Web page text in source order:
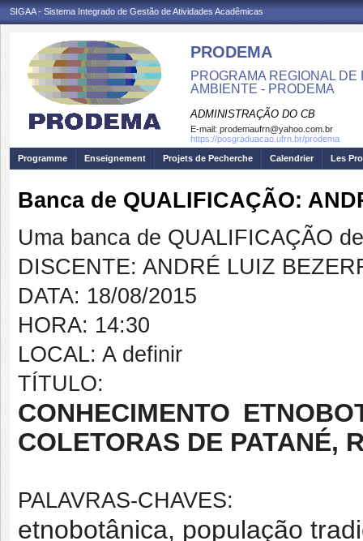
SIGAA - Sistema Integrado de Gestão de Atividades Acadêmicas
PRODEMA
PROGRAMA REGIONAL
AMBIENTE - PRODEMA
ADMINISTRAÇÃO DO CB
E-mail: prodemaufrn@yahoo.com.br
https://posgraduacao.ufrn.br/prodema
Programme
Enseignement Projets de Pecherche Calendrier Les
Banca de QUALIFICAÇÃO:
Uma banca de QUALIFICAÇÃO
DISCENTE: ANDRÉ LUIZ
DATA: 18/08/2015
HORA: 14:30
LOCAL: A definir
TÍTULO:
CONHECIMENTO
COLETORAS DE PATANÉ,
PALAVRAS-CHAVES:
etnobotânica, população